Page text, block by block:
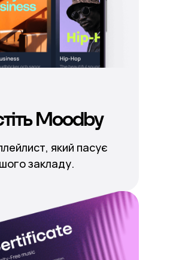
Moodby
який пасує
закладу.